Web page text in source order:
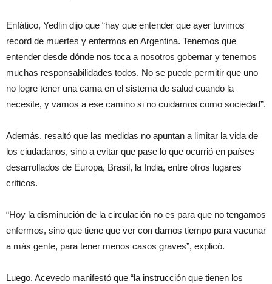
Enfático, Yedlin dijo que “hay que entender que ayer tuvimos
record de muertes y enfermos en Argentina. Tenemos que
entender desde dónde nos toca a nosotros gobernar y tenemos
muchas responsabilidades todos. No se puede permitir que uno
no logre tener una cama en el sistema de salud cuando la
necesite, y vamos a ese camino si no cuidamos como sociedad”.
Además, resaltó que las medidas no apuntan a limitar la vida de
los ciudadanos, sino a evitar que pase lo que ocurrió en países
desarrollados de Europa, Brasil, la India, entre otros lugares
críticos.
“Hoy la disminución de la circulación no es para que no tengamos
enfermos, sino que tiene que ver con darnos tiempo para vacunar
a más gente, para tener menos casos graves”, explicó.
Luego, Acevedo manifestó que “la instrucción que tienen los